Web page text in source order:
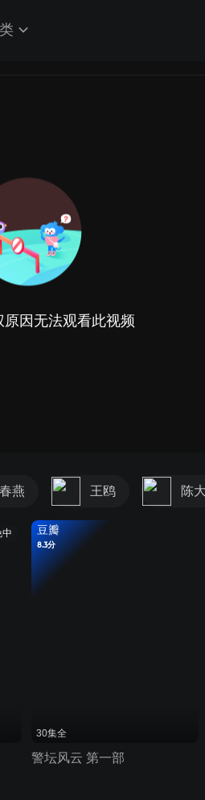
因无法观看此视频
燕 王鸥 陈
中 豆瓣
8.3分
30集全
警坛风云 第一部